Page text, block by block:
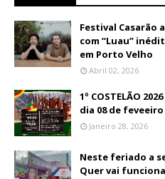
Festival Casarão
com “Luau”
em Porto Velho
Abril 02, 2026
1º COSTELÃO
dia 08 de feveeiro
Janeiro 28, 2026
Neste feriado a
Quer vai